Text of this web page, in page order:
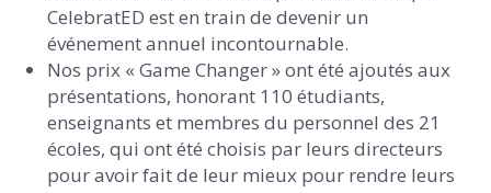
CelebratED est en train de devenir un
événement annuel incontournable.
Nos prix « Game Changer » ont été ajoutés aux
présentations, honorant 110 étudiants,
enseignants et membres du personnel des 21
écoles, qui ont été choisis par leurs directeurs
pour avoir fait de leur mieux pour rendre leurs